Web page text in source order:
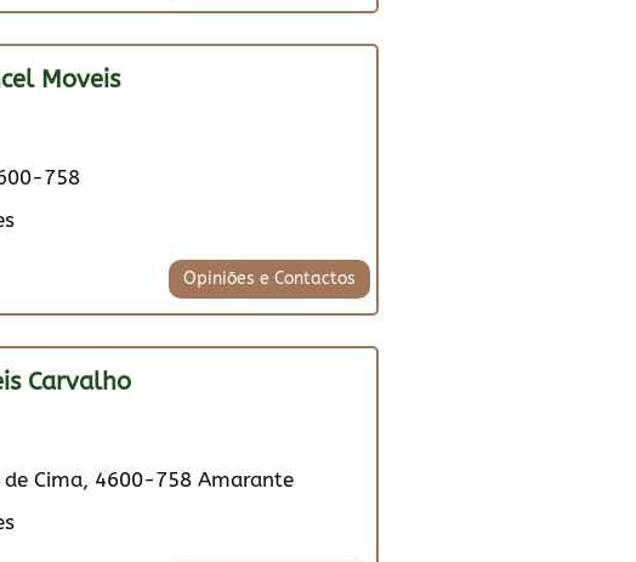
Moveis
758
Opiniões e Contactos
Carvalho
de Cima, 4600-758 Amarante